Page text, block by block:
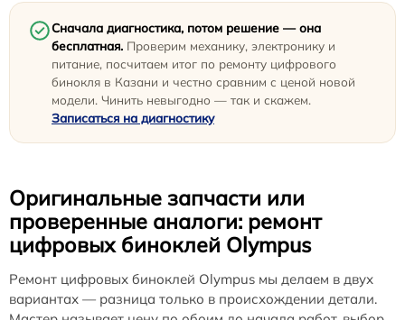
Сначала диагностика, потом решение — она
бесплатная. Проверим механику, электронику и
питание, посчитаем итог по ремонту цифрового
бинокля в Казани и честно сравним с ценой новой
модели. Чинить невыгодно — так и скажем.
Записаться на диагностику
Оригинальные запчасти или
проверенные аналоги: ремонт
цифровых биноклей Olympus
Ремонт цифровых биноклей Olympus мы делаем в двух
вариантах — разница только в происхождении детали.